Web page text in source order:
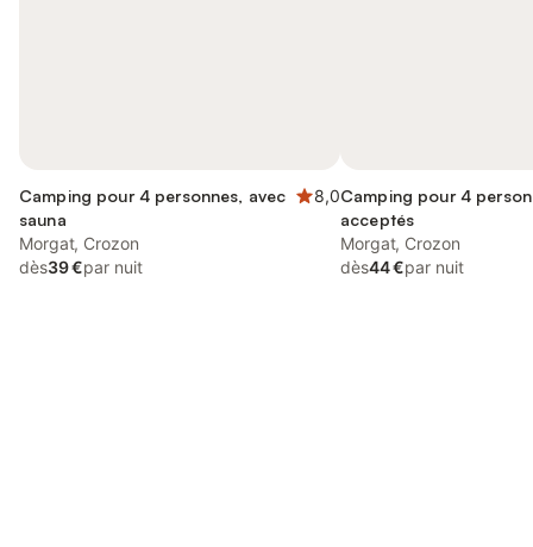
Camping pour 4 personnes, avec
sauna
8,0
Morgat, Crozon
dès39 €par nuit
Camping pour 4
acceptés
Morgat, Crozon
dès44 €par nuit